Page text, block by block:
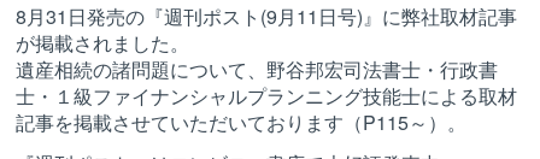
8月31日発売の『週刊ポスト(9月11日号)』に弊社取材記事
が掲載されました。
遺産相続の諸問題について、野谷邦宏司法書士・行政書
士・１級ファイナンシャルプランニング技能士による取材
記事を掲載させていただいております（P115～）。